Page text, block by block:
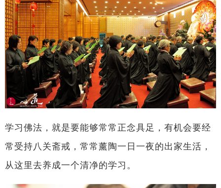
学习佛法，就是要能够常常正念具足，有机会要经
常受持八关斋戒，常常薰陶一日一夜的出家生活，
从这里去养成一个清净的学习。